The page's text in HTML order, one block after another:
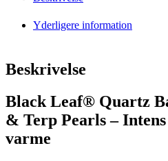
Yderligere information
Beskrivelse
Black Leaf® Quartz
& Terp Pearls –
varme